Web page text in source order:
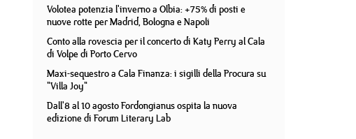
Volotea potenzia l'inverno a Olbia: +75% di posti e
nuove rotte per Madrid, Bologna e Napoli
Conto alla rovescia per il concerto di Katy Perry al Cala
di Volpe di Porto Cervo
Maxi-sequestro a Cala Finanza: i sigilli della Procura su
"Villa Joy"
Dall'8 al 10 agosto Fordongianus ospita la nuova
edizione di Forum Literary Lab